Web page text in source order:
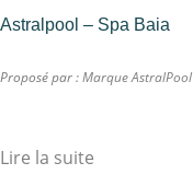
Astralpool – Spa Baia
Proposé par :Marque AstralPool
Lire la suite